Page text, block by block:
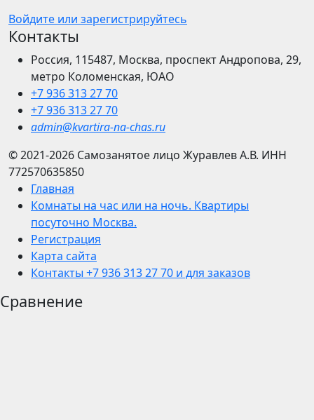
Войдите или зарегистрируйтесь
Контакты
Россия, 115487, Москва, проспект Андропова, 29,
метро Коломенская, ЮАО
+7 936 313 27 70
+7 936 313 27 70
admin@kvartira-na-chas.ru
© 2021-2026 Самозанятое лицо Журавлев А.В. ИНН
772570635850
Главная
Комнаты на час или на ночь. Квартиры
посуточно Москва.
Регистрация
Карта сайта
Контакты +7 936 313 27 70 и для заказов
Сравнение